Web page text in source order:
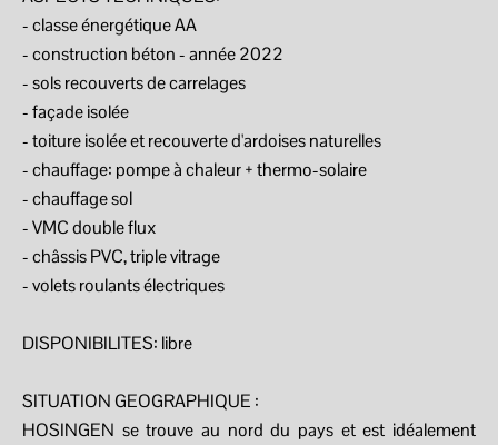
- classe énergétique AA
- construction béton - année 2022
- sols recouverts de carrelages
- façade isolée
- toiture isolée et recouverte d'ardoises naturelles
- chauffage: pompe à chaleur + thermo-solaire
- chauffage sol
- VMC double flux
- châssis PVC, triple vitrage
- volets roulants électriques
DISPONIBILITES: libre
SITUATION GEOGRAPHIQUE :
HOSINGEN se trouve au nord du pays et est idéalement